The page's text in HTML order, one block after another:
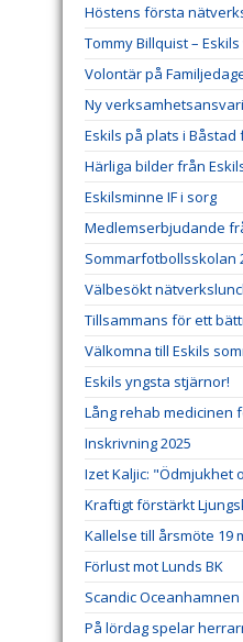
Höstens första
Tommy Billquist –
Volontär på
Ny
Eskils på plats i
Härliga bilder från
Eskilsminne IF i sorg
Medlemserbjudande
Sommarfotbollsskolan
Välbesökt
Tillsammans för ett
Välkomna till Eskils
Eskils yngsta stjärnor!
Lång rehab medicinen
Inskrivning 2025
Izet Kaljic: "Ödmjukhet
Kraftigt förstärkt
Kallelse till årsmöte 19
Förlust mot Lunds BK
Scandic
På lördag spelar